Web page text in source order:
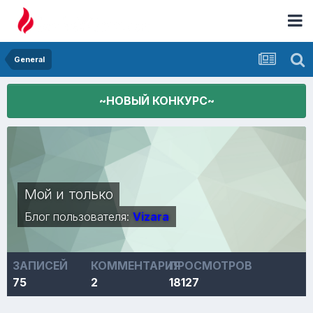
General
~НОВЫЙ КОНКУРС~
Мой и только
Блог пользователя: Vizara
ЗАПИСЕЙ
75
КОММЕНТАРИЯ
2
ПРОСМОТРОВ
18127